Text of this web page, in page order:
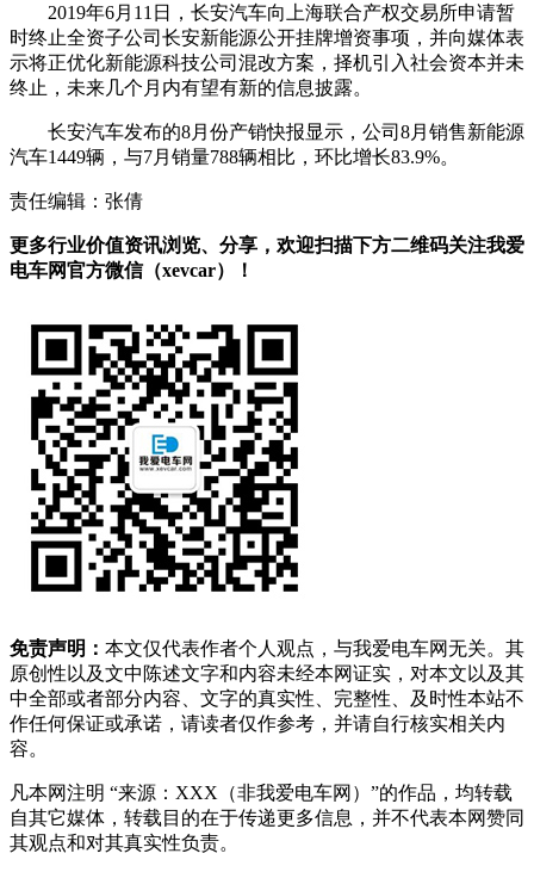
2019年6月11日，长安汽车向上海联合产权交易所申请暂
时终止全资子公司长安新能源公开挂牌增资事项，并向媒体表
示将正优化新能源科技公司混改方案，择机引入社会资本并未
终止，未来几个月内有望有新的信息披露。
长安汽车发布的8月份产销快报显示，公司8月销售新能源
汽车1449辆，与7月销量788辆相比，环比增长83.9%。
责任编辑：张倩
更多行业价值资讯浏览、分享，欢迎扫描下方二维码关注我爱
电车网官方微信（xevcar）！
免责声明： 本文仅代表作者个人观点，与我爱电车网无关。其
原创性以及文中陈述文字和内容未经本网证实，对本文以及其
中全部或者部分内容、文字的真实性、完整性、及时性本站不
作任何保证或承诺，请读者仅作参考，并请自行核实相关内
容。
凡本网注明 “来源：XXX（非我爱电车网）”的作品，均转载
自其它媒体，转载目的在于传递更多信息，并不代表本网赞同
其观点和对其真实性负责。